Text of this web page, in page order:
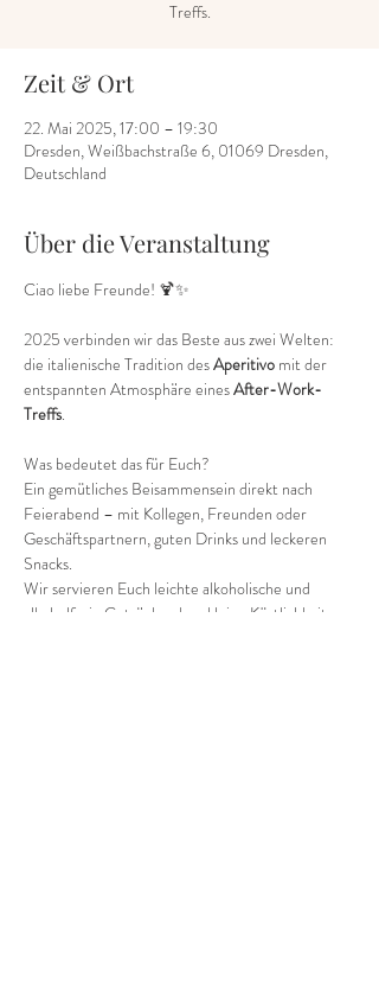
Zeit & Ort
22. Mai 2025, 17:00 – 19:30
Dresden, Weißbachstraße 6, 01069 Dresden,
Deutschland
Über die Veranstaltung
Ciao liebe Freunde! 🍹✨
2025 verbinden wir das Beste aus zwei Welten:
die italienische Tradition des Aperitivo mit der
entspannten Atmosphäre eines After-Work-
Treffs.
Was bedeutet das für Euch?
Ein gemütliches Beisammensein direkt nach
Feierabend – mit Kollegen, Freunden oder
Geschäftspartnern, guten Drinks und leckeren
Snacks.
Wir servieren Euch leichte alkoholische und
alkoholfreie Getränke, dazu kleine Köstlichkeiten